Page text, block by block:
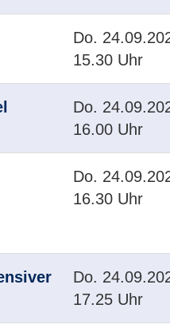
Do.
15.30 Uhr
Do.
16.00 Uhr
Do.
16.30 Uhr
Do.
17.25 Uhr